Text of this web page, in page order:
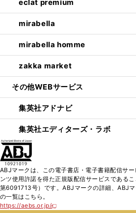
eclat premium
mirabella
mirabella homme
zakka market
その他WEBサービス
集英社アドナビ
集英社エディターズ・ラボ
ABJマークは、この電子書店・電子書籍配信サ
ンツ使用許諾を得た正規版配信サービスである
第6091713号）です。ABJマークの詳細、ABJ
の一覧はこちら。
https://aebs.or.jp/
新